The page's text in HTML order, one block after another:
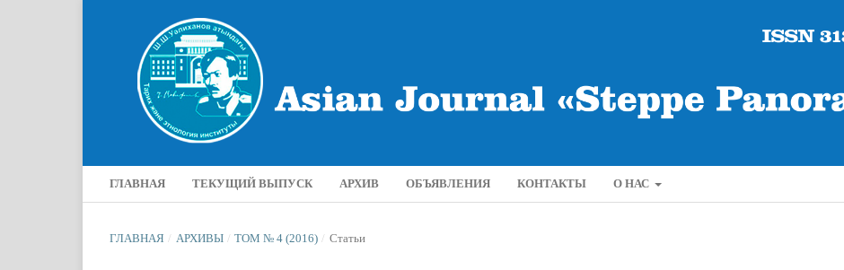
ГЛАВНАЯ ТЕКУЩИЙ ВЫПУСК АРХИВ ОБЪЯВЛЕНИЯ КОНТАКТЫ О НАС
ГЛАВНАЯ / АРХИВЫ / ТОМ № 4 (2016) / Статьи